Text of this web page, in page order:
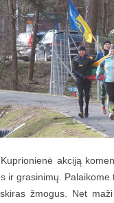
akciją
ir grasinimų.
žmogus. Net